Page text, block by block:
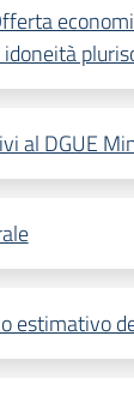
al DGUE
estimativo